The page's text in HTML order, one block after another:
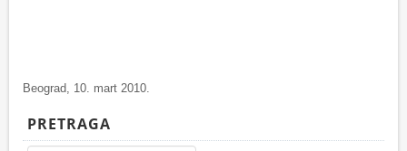
Beograd, 10. mart 2010.
PRETRAGA